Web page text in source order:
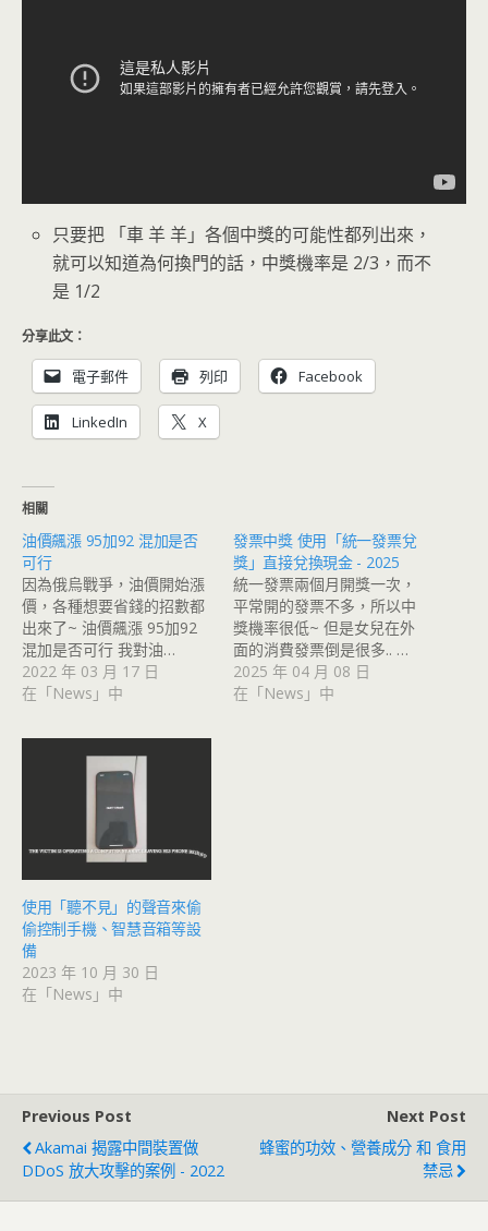
只要把 「車 羊 羊」各個中獎的可能性都列出來，
就可以知道為何換門的話，中獎機率是 2/3，而不
是 1/2
分享此文：
電子郵件 列印 Facebook
LinkedIn X
相關
油價飆漲 95加92 混加是否
可行
因為俄烏戰爭，油價開始漲
價，各種想要省錢的招數都
出來了~ 油價飆漲 95加92
混加是否可行 我對油…
2022 年 03 月 17 日
在「News」中
發票中獎 使用「統一發票兌
獎」直接兌換現金 - 2025
統一發票兩個月開獎一次，
平常開的發票不多，所以中
獎機率很低~ 但是女兒在外
面的消費發票倒是很多.. …
2025 年 04 月 08 日
在「News」中
使用「聽不見」的聲音來偷
偷控制手機、智慧音箱等設
備
2023 年 10 月 30 日
在「News」中
Previous Post
Akamai 揭露中間裝置做
DDoS 放大攻擊的案例 - 2022
Next Post
蜂蜜的功效、營養成分 和 食用
禁忌